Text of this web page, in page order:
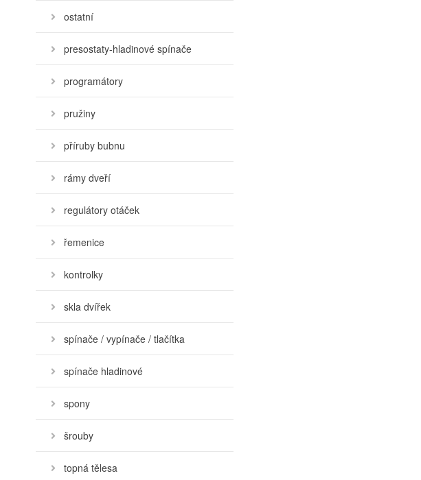
ostatní
presostaty-hladinové spínače
programátory
pružiny
příruby bubnu
rámy dveří
regulátory otáček
řemenice
kontrolky
skla dvířek
spínače / vypínače / tlačítka
spínače hladinové
spony
šrouby
topná tělesa